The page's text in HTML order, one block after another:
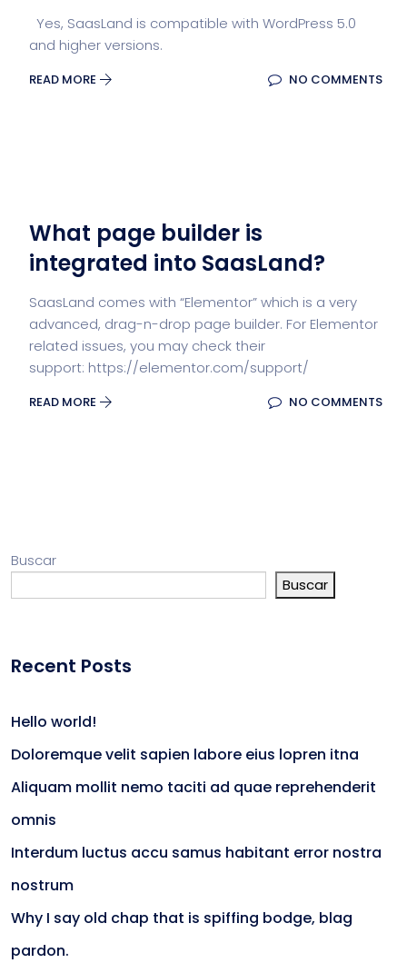
Yes, SaasLand is compatible with WordPress 5.0
and higher versions.
READ MORE NO COMMENTS
What page builder is
integrated into SaasLand?
SaasLand comes with “Elementor” which is a very
advanced, drag-n-drop page builder. For Elementor
related issues, you may check their
support: https://elementor.com/support/
READ MORE NO COMMENTS
Buscar
Buscar
Recent Posts
Hello world!
Doloremque velit sapien labore eius lopren itna
Aliquam mollit nemo taciti ad quae reprehenderit
omnis
Interdum luctus accu samus habitant error nostra
nostrum
Why I say old chap that is spiffing bodge, blag
pardon.